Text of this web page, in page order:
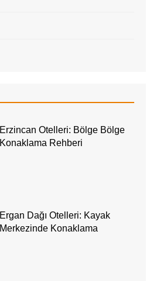
Erzincan Otelleri: Bölge Bölge
Konaklama Rehberi
Ergan Dağı Otelleri: Kayak
Merkezinde Konaklama